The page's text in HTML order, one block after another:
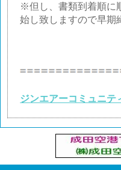
※但し、書類到着順に
始し致しますので早期
ジンエアーコミュニテ